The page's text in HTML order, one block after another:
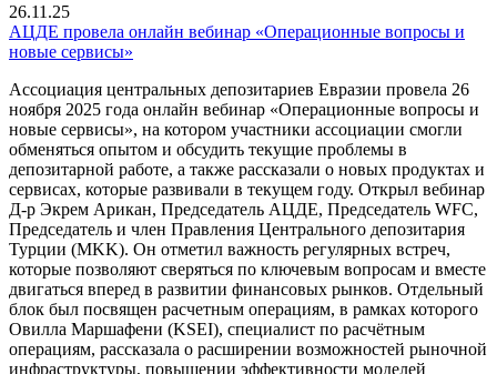
26.11.25
АЦДЕ провела онлайн вебинар «Операционные вопросы и
новые сервисы»
Ассоциация центральных депозитариев Евразии провела 26
ноября 2025 года онлайн вебинар «Операционные вопросы и
новые сервисы», на котором участники ассоциации смогли
обменяться опытом и обсудить текущие проблемы в
депозитарной работе, а также рассказали о новых продуктах и
сервисах, которые развивали в текущем году. Открыл вебинар
Д-р Экрем Арикан, Председатель АЦДЕ, Председатель WFC,
Председатель и член Правления Центрального депозитария
Турции (MKK). Он отметил важность регулярных встреч,
которые позволяют сверяться по ключевым вопросам и вместе
двигаться вперед в развитии финансовых рынков. Отдельный
блок был посвящен расчетным операциям, в рамках которого
Овилла Маршафени (KSEI), специалист по расчётным
операциям, рассказала о расширении возможностей рыночной
инфраструктуры, повышении эффективности моделей